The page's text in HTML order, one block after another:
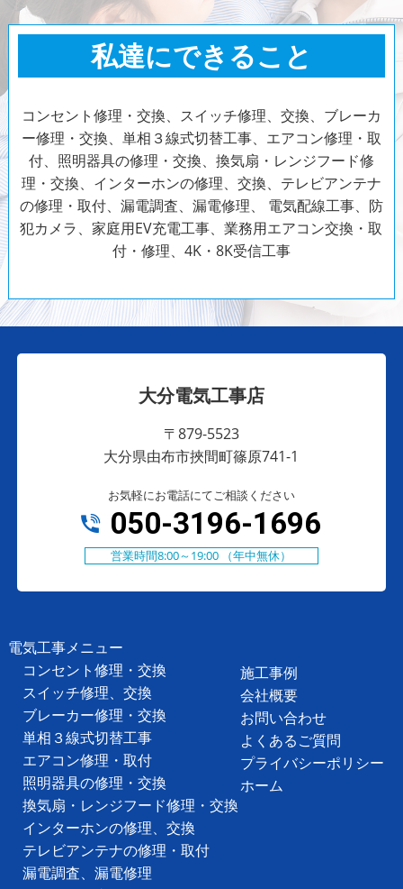
私達にできること
コンセント修理・交換、スイッチ修理、交換、ブレーカ
ー修理・交換、単相３線式切替工事、エアコン修理・取
付、照明器具の修理・交換、換気扇・レンジフード修
理・交換、インターホンの修理、交換、テレビアンテナ
の修理・取付、漏電調査、漏電修理、 電気配線工事、防
犯カメラ、家庭用EV充電工事、業務用エアコン交換・取
付・修理、4K・8K受信工事
大分電気工事店
〒879-5523
大分県由布市挾間町篠原741-1
お気軽にお電話にてご相談ください
050-3196-1696
営業時間8:00～19:00 （年中無休）
電気工事メニュー
コンセント修理・交換
スイッチ修理、交換
ブレーカー修理・交換
単相３線式切替工事
エアコン修理・取付
照明器具の修理・交換
換気扇・レンジフード修理・交換
インターホンの修理、交換
テレビアンテナの修理・取付
漏電調査、漏電修理
施工事例
会社概要
お問い合わせ
よくあるご質問
プライバシーポリシー
ホーム